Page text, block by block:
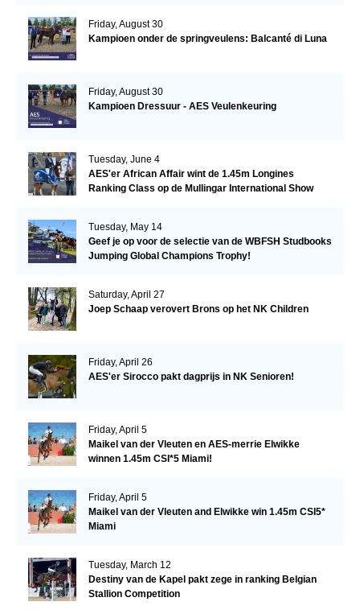
Friday, August 30
Kampioen onder de springveulens: Balcanté di Luna
Friday, August 30
Kampioen Dressuur - AES Veulenkeuring
Tuesday, June 4
AES'er African Affair wint de 1.45m Longines
Ranking Class op de Mullingar International Show
Tuesday, May 14
Geef je op voor de selectie van de WBFSH Studbooks
Jumping Global Champions Trophy!
Saturday, April 27
Joep Schaap verovert Brons op het NK Children
Friday, April 26
AES'er Sirocco pakt dagprijs in NK Senioren!
Friday, April 5
Maikel van der Vleuten en AES-merrie Elwikke
winnen 1.45m CSI*5 Miami!
Friday, April 5
Maikel van der Vleuten and Elwikke win 1.45m CSI5*
Miami
Tuesday, March 12
Destiny van de Kapel pakt zege in ranking Belgian
Stallion Competition